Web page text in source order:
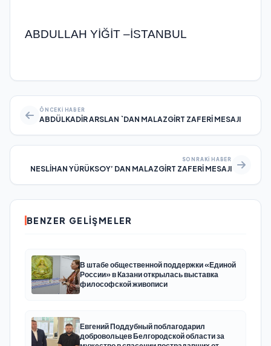
ABDULLAH YİĞİT –İSTANBUL
ÖNCEKI HABER
ABDÜLKADİR ARSLAN `DAN MALAZGİRT ZAFERİ MESAJI
SONRAKI HABER
NESLİHAN YÜRÜKSOY’ DAN MALAZGİRT ZAFERİ MESAJI
BENZER GELIŞMELER
В штабе общественной поддержки «Единой
России» в Казани открылась выставка
философской живописи
Евгений Поддубный поблагодарил
добровольцев Белгородской области за